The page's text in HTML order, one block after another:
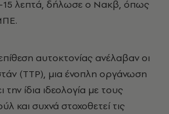
15 λεπτά, δήλωσε ο Νακβ, όπως
αυτοκτονίας ανέλαβαν οι
(TTP), μια ένοπλη οργάνωση
την ίδια ιδεολογία με τους
και συχνά στοχοθετεί τις